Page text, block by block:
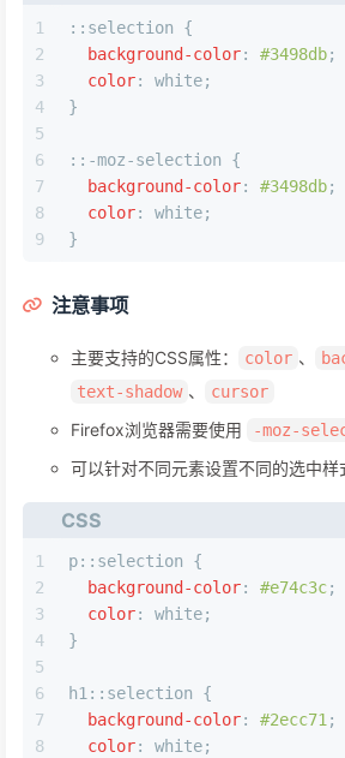
1
2
3
4
5
6
7
8
9
::selection {
background-color: #3498db;
color: white;
}
::-moz-selection {
background-color: #3498db;
color: white;
}
注意事项
主要支持的CSS属性： color 、
text-shadow 、 cursor
Firefox浏览器需要使用 -moz-
可以针对不同元素设置不同的选中样
CSS
1
2
3
4
5
6
7
8
p::selection {
background-color: #e74c3c;
color: white;
}
h1 ::selection {
background-color: #2ecc71 ;
color: white;